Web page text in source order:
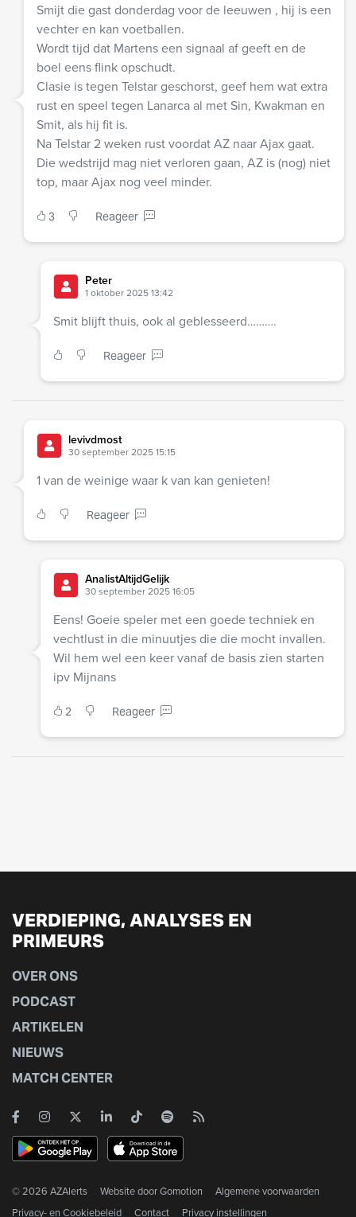
Smijt die gast donderdag voor de leeuwen , hij is een
vechter en kan voetballen.
Wordt tijd dat Martens een signaal af geeft en de
boel eens flink opschudt.
Clasie is tegen Telstar geschorst, geef hem wat extra
rust en speel tegen Lanarca al met Sin, Kwakman en
Smit, als hij fit is.
Na Telstar 2 weken rust voordat AZ naar Ajax gaat.
Die wedstrijd mag niet verloren gaan, AZ is (nog) niet
top, maar Ajax nog veel minder.
3 Reageer
Peter
1 oktober 2025 13:42
Smit blijft thuis, ook al geblesseerd……….
Reageer
levivdmost
30 september 2025 15:15
1 van de weinige waar k van kan genieten!
Reageer
AnalistAltijdGelijk
30 september 2025 16:05
Eens! Goeie speler met een goede techniek en
vechtlust in die minuutjes die die mocht invallen.
Wil hem wel een keer vanaf de basis zien starten
ipv Mijnans
2 Reageer
VERDIEPING, ANALYSES EN
PRIMEURS
OVER ONS
PODCAST
ARTIKELEN
NIEUWS
MATCH CENTER
© 2026 AZAlerts Website doorGomotion
Algemene voorwaarden
Privacy- en Cookiebeleid
Contact Privacy instellingen